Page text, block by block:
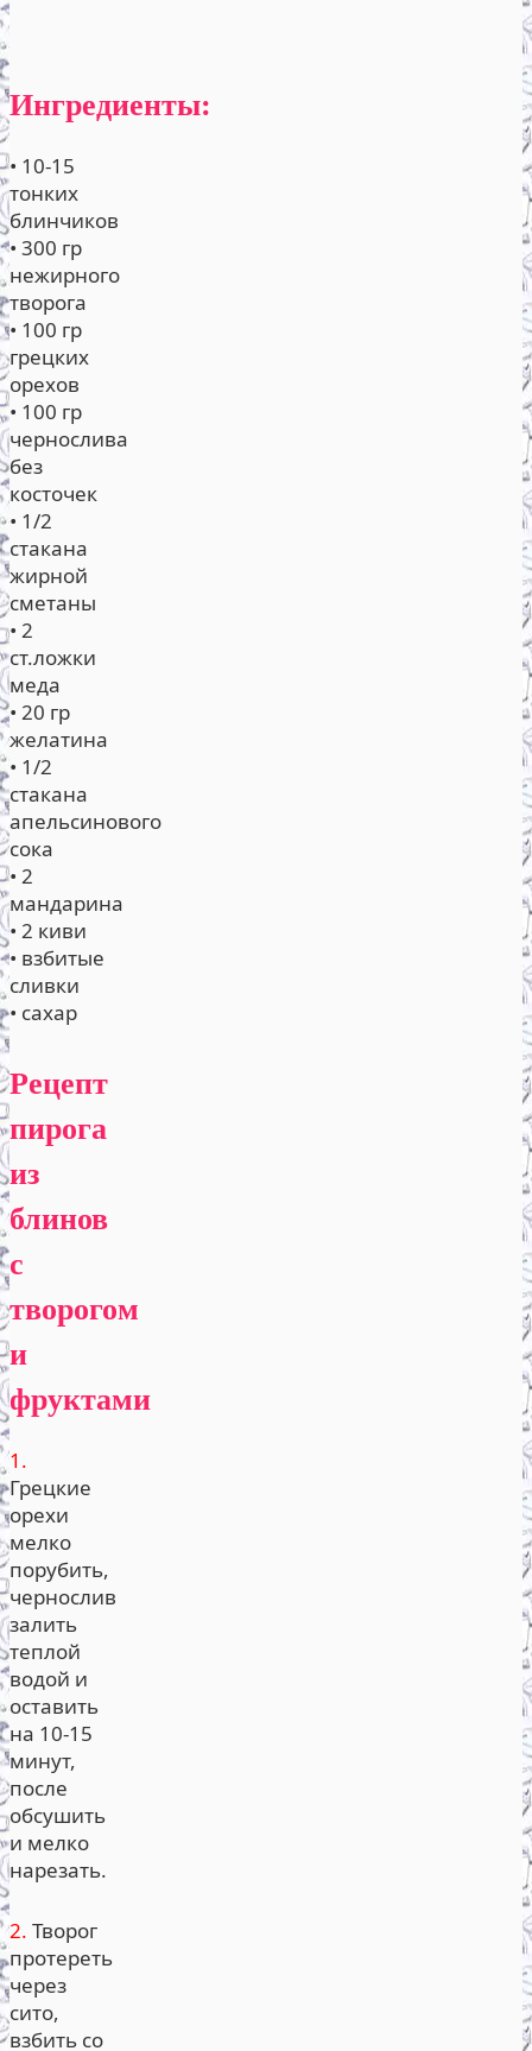
Ингредиенты:
• 10-15
тонких
блинчиков
• 300 гр
нежирного
творога
• 100 гр
грецких
орехов
• 100 гр
чернослива
без
косточек
• 1/2
стакана
жирной
сметаны
• 2
ст.ложки
меда
• 20 гр
желатина
• 1/2
стакана
апельсинового
сока
• 2
мандарина
• 2 киви
• взбитые
сливки
• сахар
Рецепт
пирога
из
блинов
с
творогом
и
фруктами
1.
Грецкие
орехи
мелко
порубить,
чернослив
залить
теплой
водой и
оставить
на 10-15
минут,
после
обсушить
и мелко
нарезать.
2. Творог
протереть
через
сито,
взбить со